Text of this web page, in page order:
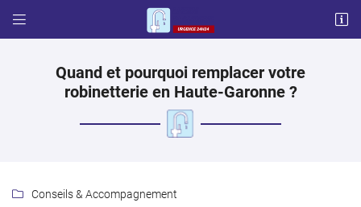
 
06 87 03 17 65
Quand et pourquoi remplacer votre
robinetterie en Haute-Garonne ?
 Conseils & Accompagnement